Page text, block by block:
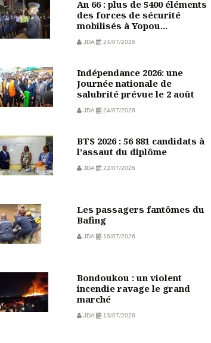
An 66 : plus de 5400 éléments
des forces de sécurité
mobilisés à Yopou...
JDA 24/07/2026
Indépendance 2026: une
Journée nationale de
salubrité prévue le 2 août
JDA 24/07/2026
BTS 2026 : 56 881 candidats à
l’assaut du diplôme
JDA 22/07/2026
Les passagers fantômes du
Bafing
JDA 16/07/2026
Bondoukou : un violent
incendie ravage le grand
marché
JDA 13/07/2026